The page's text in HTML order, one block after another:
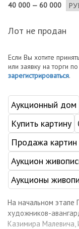
40 000 — 60 000
Лот не продан
Если Вы хотите
или заявку на торги
зарегистрироваться.
Аукционный дом
Купить картину
Продажа картин
Аукцион
Аукционы
На начальном этапе
художников-
Казимира